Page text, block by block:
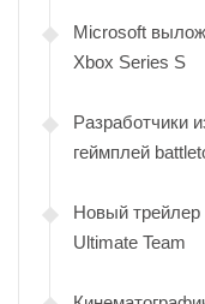
Microsoft
Xbox Series S
Разработчики
геймплей
Новый трейлер
Ultimate Team